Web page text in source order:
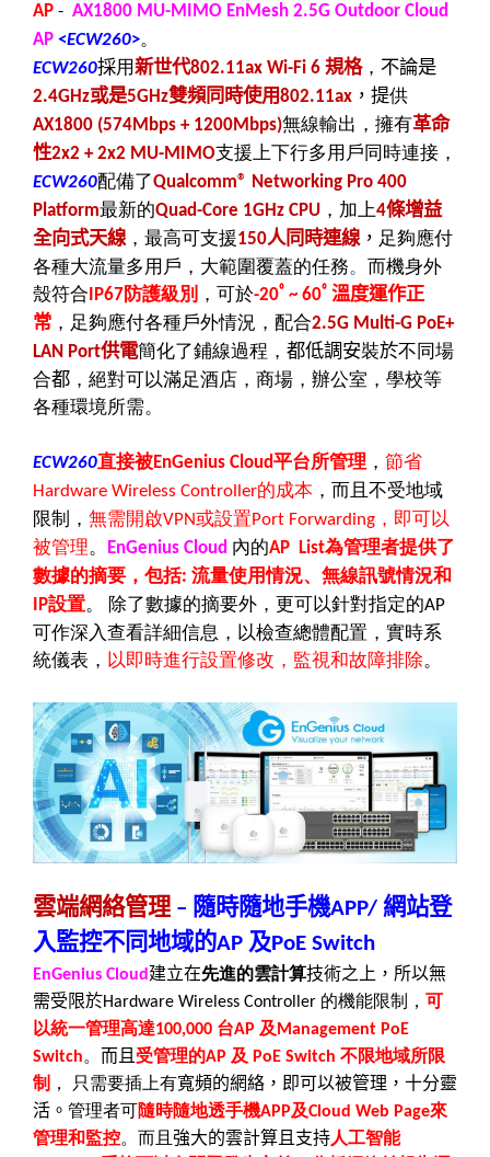
AP - AX1800 MU-MIMO EnMesh 2.5G Outdoor Cloud
AP <ECW260>。
ECW260採用新世代802.11ax Wi-Fi 6 規格， 不論是
2.4GHz或是5GHz雙頻同時使用802.11ax ，提供
AX1800 (574Mbps + 1200Mbps)無線輸出，擁有革命
性2x2 + 2x2 MU-MIMO支援上下行多用戶同時連接，
ECW260配備了Qualcomm® Networking Pro 400
Platform最新的Quad-Core 1GHz CPU ，加上4條增益
全向式天線 ，最高可支援150人同時連線 ， 足夠應付
各種大流量多用戶，大範圍覆蓋的任務。 而機身外
殼符合 IP67 防護級別 ，可於-20ﾟ ~ 60ﾟ溫度運作正
常 ，足夠應付各種戶外情況， 配合2.5G Multi-G PoE+
LAN Port供電簡化了鋪線過程， 都低調安裝於不同場
合都 ，絕對可以滿足酒店，商場，辦公室，學校等
各種環境所需。
ECW260直接被EnGenius Cloud平台所管理 ， 節省
Hardware Wireless Controller的成本 ，而且不受地域
限制， 無需開啟VPN或設置Port Forwarding ，即可以
被管理。 EnGenius Cloud 內的AP List為管理者提供了
數據的摘要，包括: 流量使用情況、無線訊號情況和
IP設置。 除了數據的摘要外，更可以針對指定的AP
可作深入查看詳細信息，以檢查總體配置，實時系
統儀表， 以即時進行設置修改，監視和故障排除。
雲端網絡管理 – 隨時隨地手機APP/ 網站登
入監控不同地域的AP 及PoE Switch
EnGenius Cloud 建立在先進的雲計算技術之上，所以無
需受限於Hardware Wireless Controller 的機能限制， 可
以統一管理高達100,000 台AP 及 Management PoE
Switch。 而且 受管理的AP 及 PoE Switch 不限地域所限
制 ， 只需要插上有寬頻的網絡，即可以被管理，十分靈
活。 管理者可隨時隨地透手機APP及Cloud Web Page來
管理和監控。而且 強大的雲計算且支持人工智能